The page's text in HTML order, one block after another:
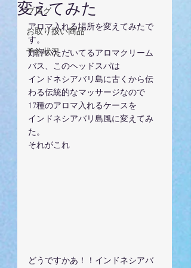
ブログ
お取り扱い商品
予約状況
変えてみた
アロマ入れる場所を変えてみたで
す。
好評いただいてるアロマクリーム
バス、このヘッドスパは
インドネシアバリ島に古くから伝
わる伝統的なマッサージなので
17種のアロマ入れるケースを
インドネシアバリ島風に変えてみ
た。
それがこれ
どうですかあ！！インドネシアバ